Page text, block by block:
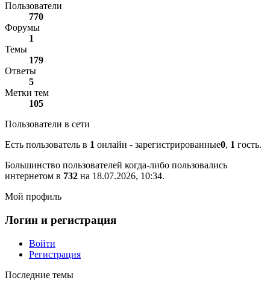
Пользователи
770
Форумы
1
Темы
179
Ответы
5
Метки тем
105
Пользователи в сети
Есть пользователь в 1 онлайн - зарегистрированные0, 1 гость.
Большинство пользователей когда-либо пользовались
интернетом в 732 на 18.07.2026, 10:34.
Мой профиль
Логин и регистрация
Войти
Регистрация
Последние темы